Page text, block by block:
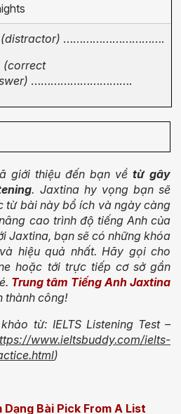
(distractor) ………………………….
(correct
………………………….
giới thiệu đến bạn về từ gây
. Jaxtina hy vọng bạn sẽ
từ bài này bổ ích và ngày càng
cao trình độ tiếng Anh của
Jaxtina, bạn sẽ có những khóa
hiệu quả nhất. Hãy gọi cho
hoặc tới trực tiếp cơ sở gần
Trung tâm Tiếng Anh Jaxtina
thành công!
từ: IELTS Listening Test –
www.ieltsbuddy.com/ielts-
)
Dạng Bài Pick From A List